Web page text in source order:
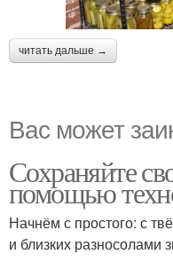
читать дальше →
Вас может
Сохраняйте
помощью
Начнём с простого: с
и близких разносолами